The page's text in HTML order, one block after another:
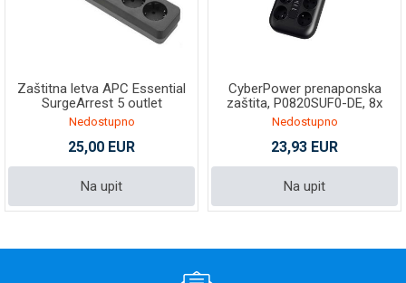
Zaštitna letva APC Essential
SurgeArrest 5 outlet
Nedostupno
25,00 EUR
Na upit
CyberPower prenaponska
zaštita, P0820SUF0-DE, 8x
šuko, 2x USB charger
Nedostupno
23,93 EUR
Na upit